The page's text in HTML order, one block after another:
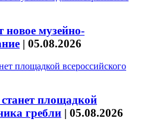
новое музейно-
| 05.08.2026
площадкой
гребли | 05.08.2026